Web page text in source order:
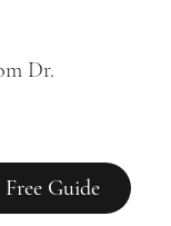
Dr.
Guide